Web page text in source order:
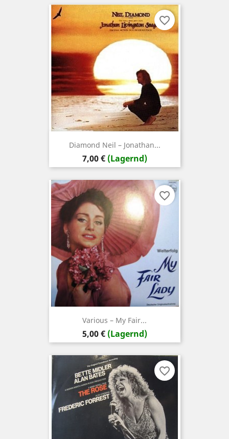
Diamond ‎Neil – Jonathan...
Preis
7,00 € (Lagernd)
favorite_border
Various ‎– My Fair...
Preis
5,00 € (Lagernd)
favorite_border
favorite_border